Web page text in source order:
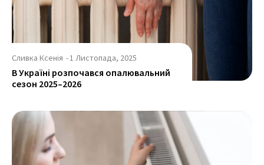
Сливка Ксенія -1 Листопада, 2025
В Україні розпочався опалювальний
сезон 2025–2026